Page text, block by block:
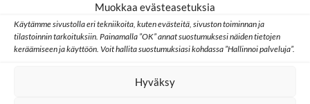
Muokkaa evästeasetuksia
Käytämme sivustolla eri tekniikoita, kuten evästeitä, sivuston toiminnan ja
tilastoinnin tarkoituksiin. Painamalla ”OK” annat suostumuksesi näiden tietojen
keräämiseen ja käyttöön. Voit hallita suostumuksiasi kohdassa ”Hallinnoi palveluja”.
Hyväksy
unkarin, romanian ja venäjän kielillä. Koreankielinen versio
on melkein valmis ja espanjankielinen sekä Brasilian
kuunnella netissä sivustollawww.hishiddentreasures.com